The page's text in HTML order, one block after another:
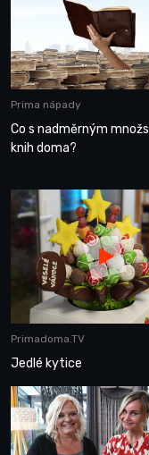
Prima nápady
Co s nadměrným
knih doma?
Primadoma.TV
Jedlé kytice